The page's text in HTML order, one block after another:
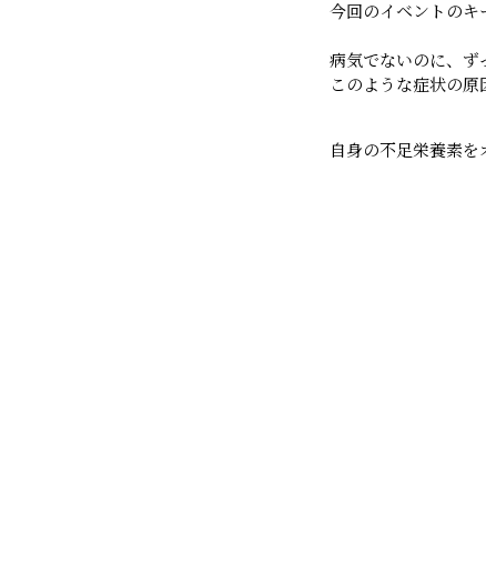
今回のイベントのキ
病気でないのに、
このような症状の原
自身の不足栄養素を